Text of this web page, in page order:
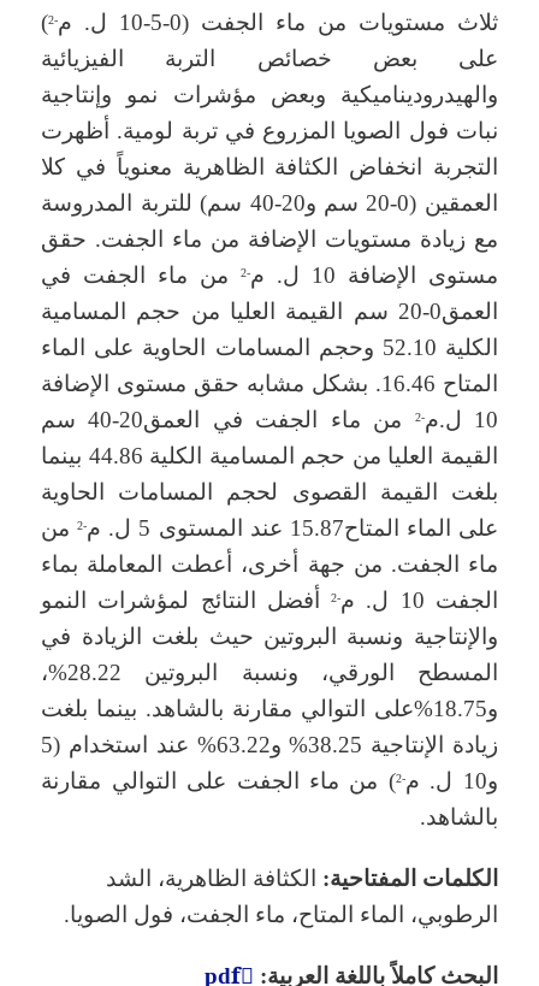
ثلاث مستويات من ماء الجفت (0-5-10 ل. م
-2
)
على بعض خصائص التربة الفيزيائية
والهيدروديناميكية وبعض مؤشرات نمو وإنتاجية
نبات فول الصويا المزروع في تربة لومية. أظهرت
التجربة انخفاض الكثافة الظاهرية معنوياً في كلا
العمقين (0-20 سم و20-40 سم) للتربة المدروسة
مع زيادة مستويات الإضافة من ماء الجفت. حقق
مستوى الإضافة 10 ل. م
-2
من ماء الجفت في
العمق0-20 سم القيمة العليا من حجم المسامية
الكلية 52.10 وحجم المسامات الحاوية على الماء
المتاح 16.46. بشكل مشابه حقق مستوى الإضافة
10 ل.م
-2
من ماء الجفت في العمق20-40 سم
القيمة العليا من حجم المسامية الكلية 44.86 بينما
بلغت القيمة القصوى لحجم المسامات الحاوية
على الماء المتاح15.87 عند المستوى 5 ل. م
-2 من
ماء الجفت. من جهة أخرى، أعطت المعاملة بماء
الجفت 10 ل. م
-2 أفضل النتائج لمؤشرات النمو
والإنتاجية ونسبة البروتين حيث بلغت الزيادة في
المسطح الورقي، ونسبة البروتين 28.22%،
و18.75%على التوالي مقارنة بالشاهد. بينما بلغت
زيادة الإنتاجية 38.25% و63.22% عند استخدام (5
و10 ل. م
-2 ) من ماء الجفت على التوالي مقارنة
بالشاهد.
الكلمات المفتاحية: الكثافة الظاهرية، الشد
الرطوبي، الماء المتاح، ماء الجفت، فول الصويا.
البحث كاملاً باللغة العربية: pdfِ